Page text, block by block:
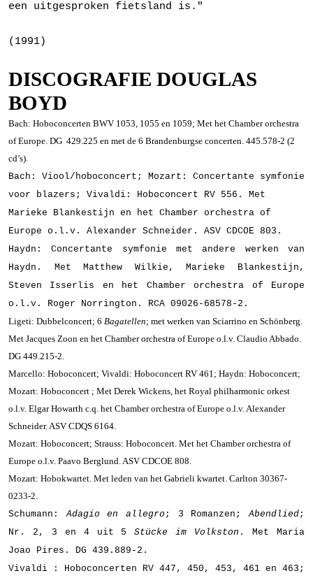
een uitgesproken fietsland is."
(1991)
DISCOGRAFIE DOUGLAS
BOYD
Bach: Hoboconcerten BWV 1053, 1055 en 1059; Met het Chamber orchestra
of Europe. DG 429.225 en met de 6 Brandenburgse concerten. 445.578-2 (2
cd’s).
Bach: Viool/hoboconcert; Mozart: Concertante symfonie
voor blazers; Vivaldi: Hoboconcert RV 556. Met
Marieke Blankestijn en het Chamber orchestra of
Europe o.l.v. Alexander Schneider. ASV CDCOE 803.
Haydn: Concertante symfonie met andere werken van
Haydn. Met Matthew Wilkie, Marieke Blankestijn,
Steven Isserlis en het Chamber orchestra of Europe
o.l.v. Roger Norrington. RCA 09026-68578-2.
Ligeti: Dubbelconcert; 6 Bagatellen; met werken van Sciarrino en Schönberg.
Met Jacques Zoon en het Chamber orchestra of Europe o.l.v. Claudio Abbado.
DG 449.215-2.
Marcello: Hoboconcert; Vivaldi: Hoboconcert RV 461; Haydn: Hoboconcert;
Mozart: Hoboconcert ; Met Derek Wickens, het Royal philharmonic orkest
o.l.v. Elgar Howarth c.q. het Chamber orchestra of Europe o.l.v. Alexander
Schneider. ASV CDQS 6164.
Mozart: Hoboconcert; Strauss: Hoboconcert. Met het Chamber orchestra of
Europe o.l.v. Paavo Berglund. ASV CDCOE 808.
Mozart: Hobokwartet. Met leden van het Gabrieli kwartet. Carlton 30367-
0233-2.
Schumann:Adagio en allegro ; 3 Romanzen;Abendlied;
Nr. 2, 3 en 4 uit 5Stücke im Volkston . Met Maria
Joao Pires. DG 439.889-2.
Vivaldi : Hoboconcerten RV 447, 450, 453, 461 en 463;